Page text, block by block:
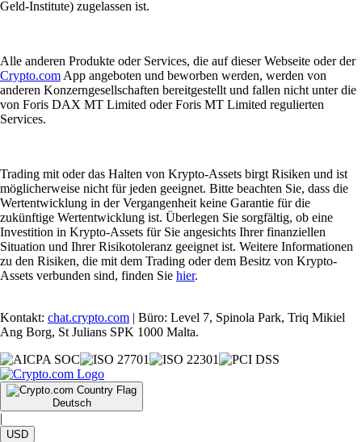
Geld-Institute) zugelassen ist.
Alle anderen Produkte oder Services, die auf dieser Webseite oder der
Crypto.comApp angeboten und beworben werden, werden von
anderen Konzerngesellschaften bereitgestellt und fallen nicht unter die
von Foris DAX MT Limited oder Foris MT Limited regulierten
Services.
Trading mit oder das Halten von Krypto-Assets birgt Risiken und ist
möglicherweise nicht für jeden geeignet. Bitte beachten Sie, dass die
Wertentwicklung in der Vergangenheit keine Garantie für die
zukünftige Wertentwicklung ist. Überlegen Sie sorgfältig, ob eine
Investition in Krypto-Assets für Sie angesichts Ihrer finanziellen
Situation und Ihrer Risikotoleranz geeignet ist. Weitere Informationen
zu den Risiken, die mit dem Trading oder dem Besitz von Krypto-
Assets verbunden sind, finden Sie hier.
Kontakt: chat.crypto.com | Büro: Level 7, Spinola Park, Triq Mikiel
Ang Borg, St Julians SPK 1000 Malta.
Deutsch
|
USD